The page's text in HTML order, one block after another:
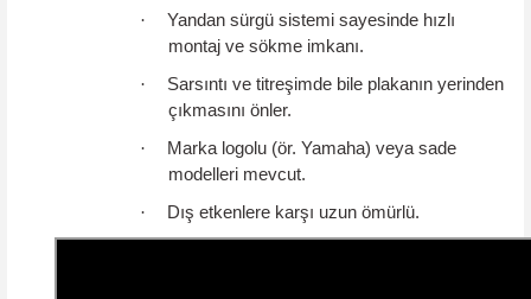
·
Yandan sürgü sistemi sayesinde hızlı
montaj ve sökme imkanı.
·
Sarsıntı ve titreşimde bile plakanın yerinden
çıkmasını önler.
·
Marka logolu (ör. Yamaha) veya sade
modelleri mevcut.
·
Dış etkenlere karşı uzun ömürlü.